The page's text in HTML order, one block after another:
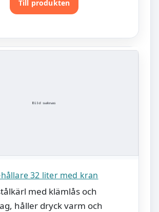
Till produkten
32 liter med kran
med klämlås och
håller dryck varm och